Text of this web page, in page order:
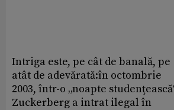
Intriga este, pe cât de banală, pe
atât de adevărată:în octombrie
2003, într-o „noapte
Zuckerberg a intrat ilegal în